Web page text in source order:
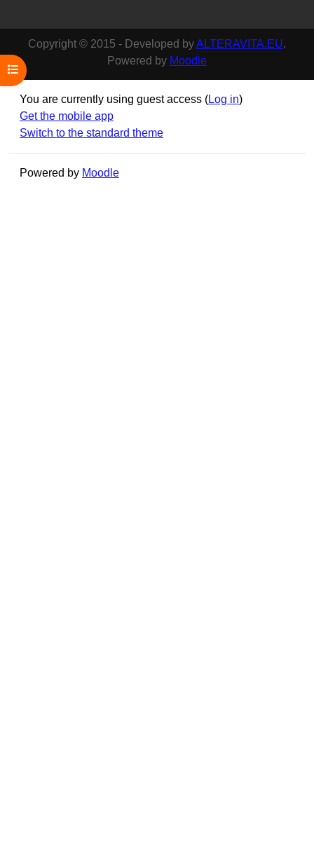
Open course index
Copyright © 2015 - Developed byALTERAVITA.EU.
Powered by Moodle
You are currently using guest access (Log in)
Get the mobile app
Switch to the standard theme
Powered by Moodle